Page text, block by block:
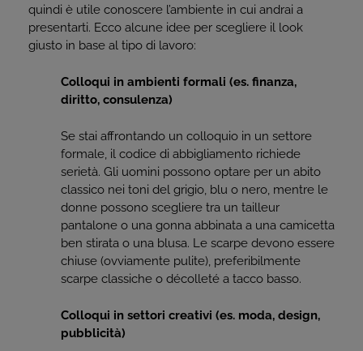
quindi è utile conoscere l’ambiente in cui andrai a
presentarti. Ecco alcune idee per scegliere il look
giusto in base al tipo di lavoro:
Colloqui in ambienti formali (es. finanza,
diritto, consulenza)
Se stai affrontando un colloquio in un settore
formale, il codice di abbigliamento richiede
serietà. Gli uomini possono optare per un abito
classico nei toni del grigio, blu o nero, mentre le
donne possono scegliere tra un tailleur
pantalone o una gonna abbinata a una camicetta
ben stirata o una blusa. Le scarpe devono essere
chiuse (ovviamente pulite), preferibilmente
scarpe classiche o décolleté a tacco basso.
Colloqui in settori creativi (es. moda, design,
pubblicità)